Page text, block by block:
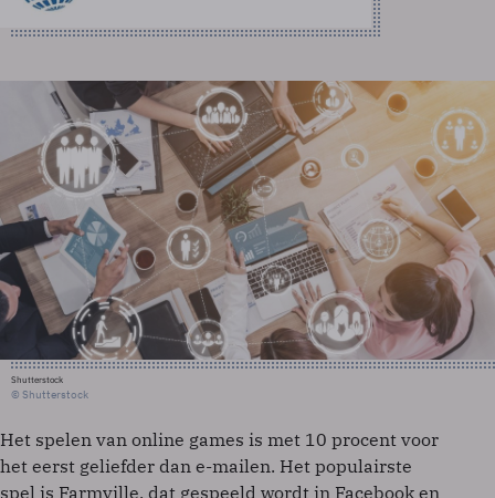
Shutterstock
© Shutterstock
Het spelen van online games is met 10 procent voor
het eerst geliefder dan e-mailen. Het populairste
spel is Farmville, dat gespeeld wordt in Facebook en